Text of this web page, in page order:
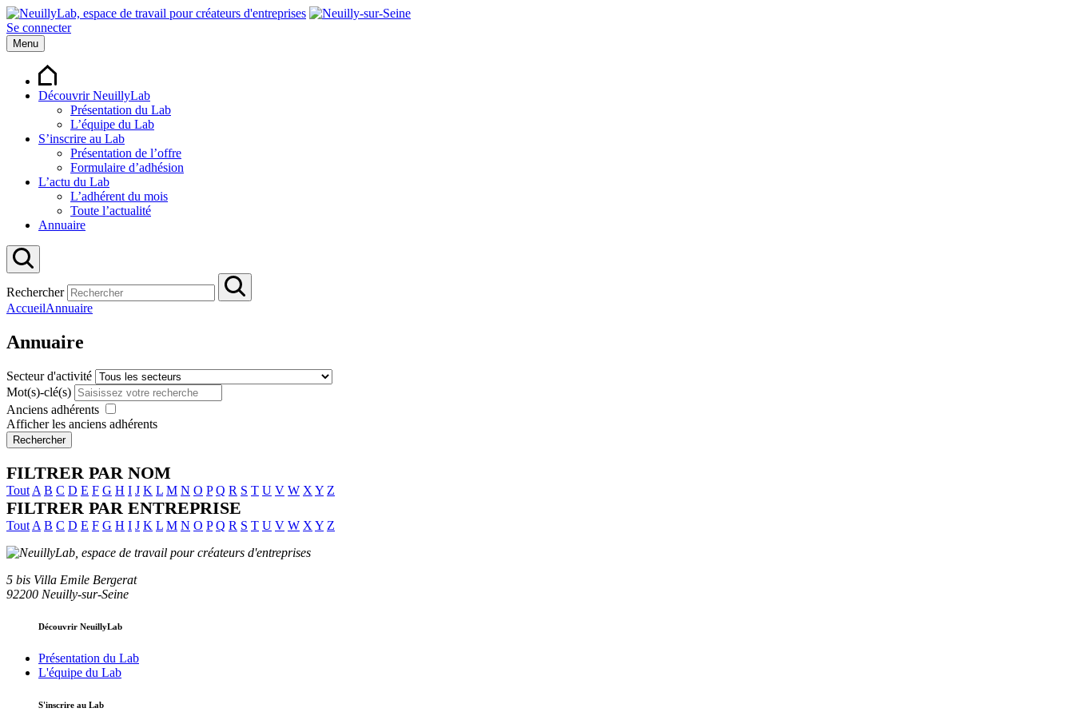
Se connecter
Menu
Découvrir NeuillyLab
Présentation du Lab
L’équipe du Lab
S’inscrire au Lab
Présentation de l’offre
Formulaire d’adhésion
L’actu du Lab
L’adhérent du mois
Toute l’actualité
Annuaire
Rechercher
AccueilAnnuaire
Annuaire
Secteur d'activité
Mot(s)-clé(s)
Anciens adhérents
Afficher les anciens adhérents
Rechercher
FILTRER PAR NOM
Tout A B C D E F G H I J K L M N O P Q R S T U V W X Y Z
FILTRER PAR ENTREPRISE
Tout A B C D E F G H I J K L M N O P Q R S T U V W X Y Z
5 bis Villa Emile Bergerat
92200 Neuilly-sur-Seine
Découvrir NeuillyLab
Présentation du Lab
L'équipe du Lab
S'inscrire au Lab